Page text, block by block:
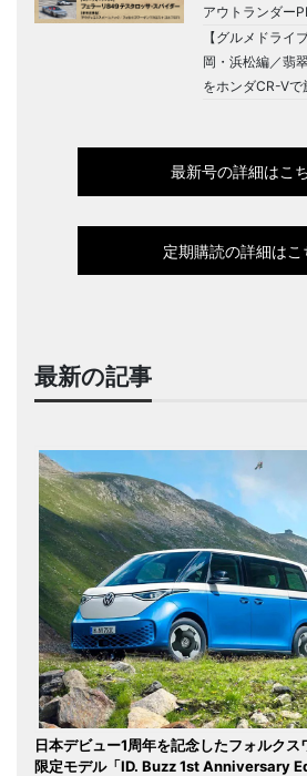
アウトランダー
【グルメドライ
岡・浜松編／翡
をホンダCR-Vで
最新号の詳細はこ
定期購読の詳細はこ
最新の記事
日本デビュー1周年を記念したフォルク
限定モデル「ID. Buzz 1st Anniversary